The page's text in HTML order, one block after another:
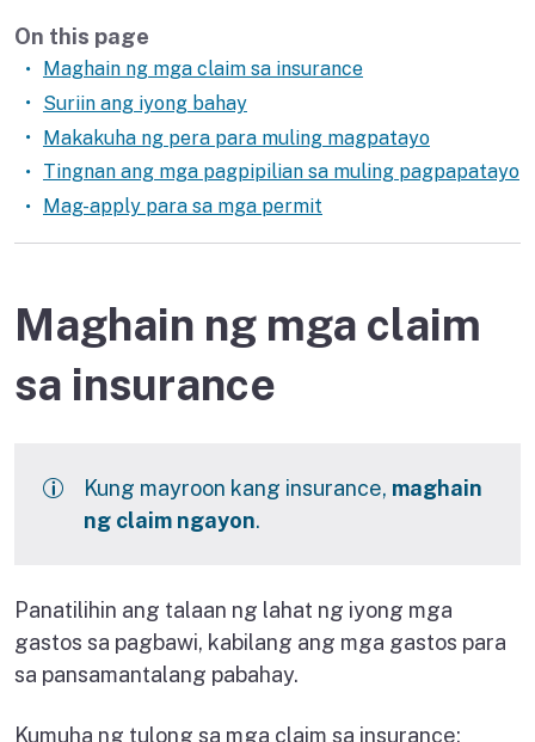
On this page
Maghain ng mga claim sa insurance
Suriin ang iyong bahay
Makakuha ng pera para muling magpatayo
Tingnan ang mga pagpipilian sa muling pagpapatayo
Mag-apply para sa mga permit
Maghain ng mga claim
sa insurance
Kung mayroon kang insurance, maghain
ng claim ngayon.
Panatilihin ang talaan ng lahat ng iyong mga
gastos sa pagbawi, kabilang ang mga gastos para
sa pansamantalang pabahay.
Kumuha ng tulong sa mga claim sa insurance: